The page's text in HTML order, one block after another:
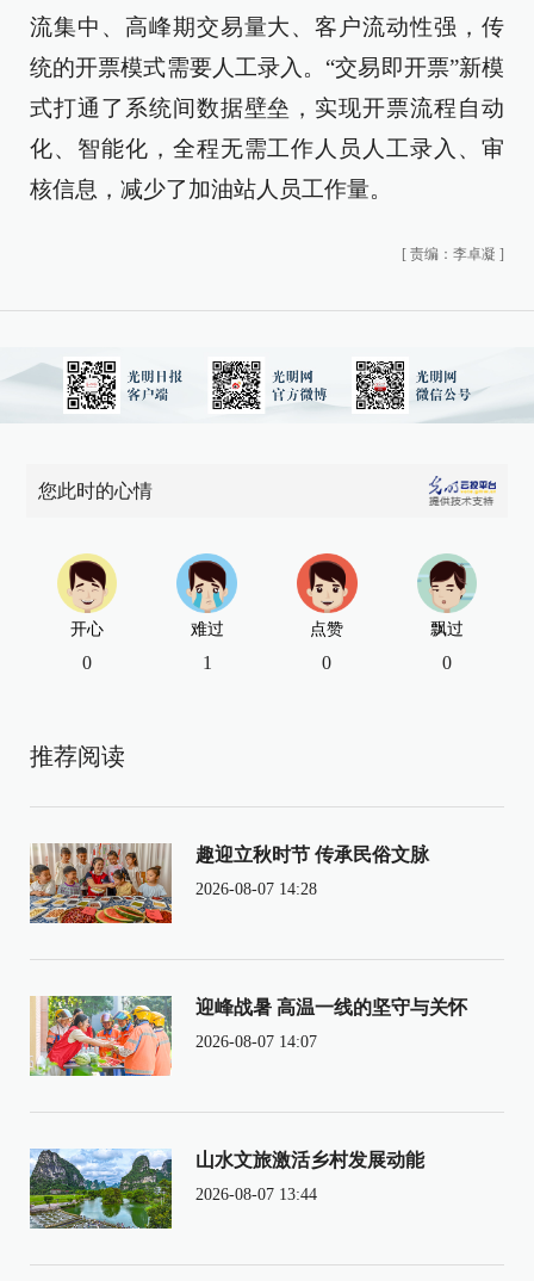
流集中、高峰期交易量大、客户流动性强，传
统的开票模式需要人工录入。“交易即开票”新模
式打通了系统间数据壁垒，实现开票流程自动
化、智能化，全程无需工作人员人工录入、审
核信息，减少了加油站人员工作量。
[ 责编：李卓凝 ]
您此时的心情
开心
0
难过
1
点赞
0
飘过
0
推荐阅读
趣迎立秋时节 传承民俗文脉
2026-08-07 14:28
迎峰战暑 高温一线的坚守与关怀
2026-08-07 14:07
山水文旅激活乡村发展动能
2026-08-07 13:44